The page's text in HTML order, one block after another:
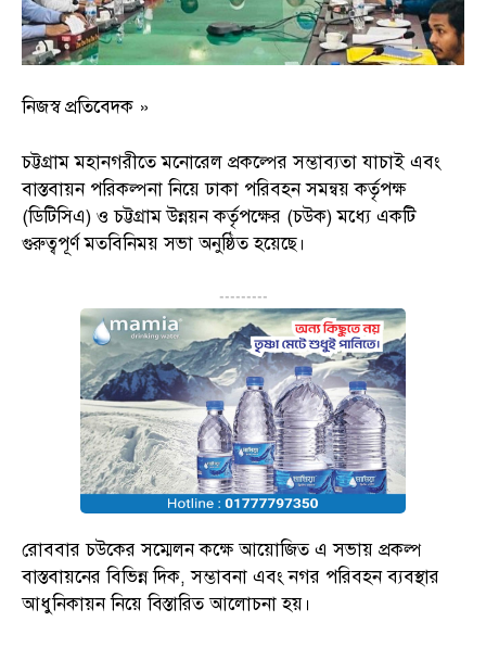
নিজস্ব প্রতিবেদক »
চট্টগ্রাম মহানগরীতে মনোরেল প্রকল্পের সম্ভাব্যতা যাচাই এবং
বাস্তবায়ন পরিকল্পনা নিয়ে ঢাকা পরিবহন সমন্বয় কর্তৃপক্ষ
(ডিটিসিএ) ও চট্টগ্রাম উন্নয়ন কর্তৃপক্ষের (চউক) মধ্যে একটি
গুরুত্বপূর্ণ মতবিনিময় সভা অনুষ্ঠিত হয়েছে।
---------
রোববার চউকের সম্মেলন কক্ষে আয়োজিত এ সভায় প্রকল্প
বাস্তবায়নের বিভিন্ন দিক, সম্ভাবনা এবং নগর পরিবহন ব্যবস্থার
আধুনিকায়ন নিয়ে বিস্তারিত আলোচনা হয়।